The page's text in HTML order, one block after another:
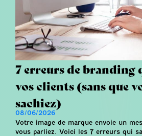
7 erreurs de
vos clients (sans que
sachiez)
08/06/2026
Votre image de marque envoie un
vous parliez. Voici les 7 erreurs qui